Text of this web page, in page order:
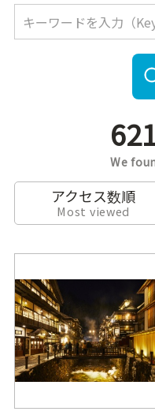
We
アクセス数順
Most viewed